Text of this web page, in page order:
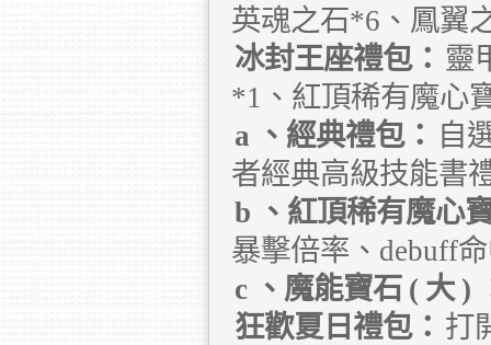
英魂之石*6、鳳翼
冰封王座禮包： 靈
*1、紅頂稀有魔心
a 、經典禮包：
自
者經典高級技能書
b 、紅頂稀有魔心
暴擊倍率、debuff
c 、魔能寶石 ( 大 )
狂歡夏日禮包： 打